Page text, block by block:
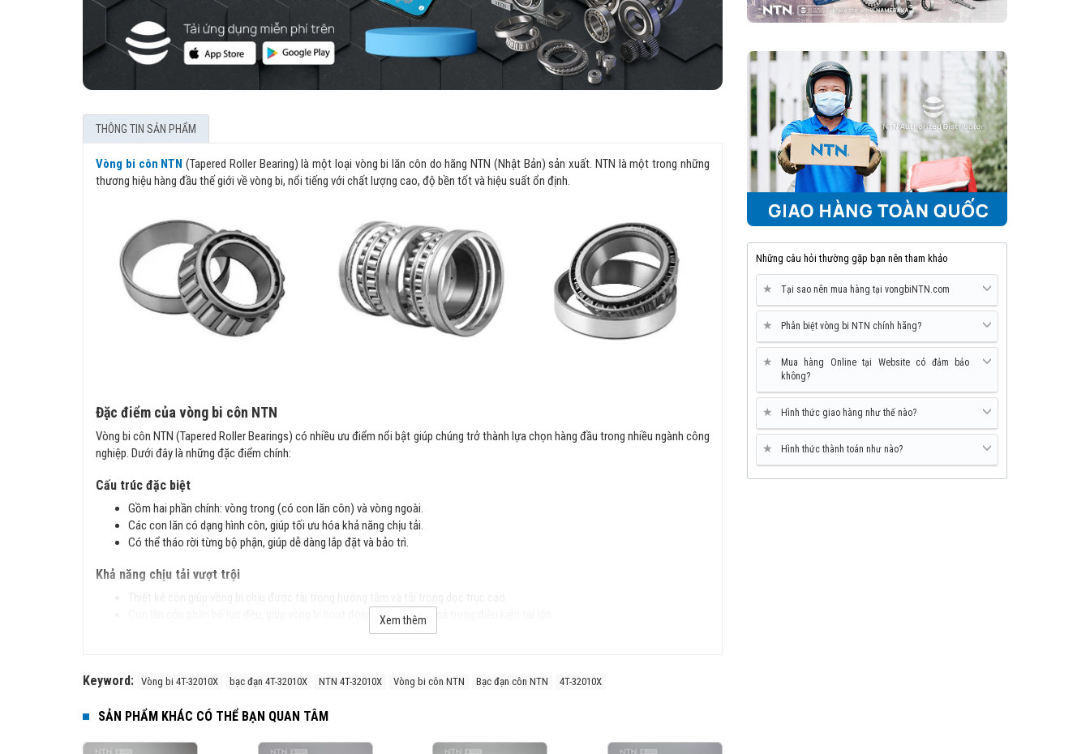
THÔNG TIN SẢN PHẨM
Vòng bi côn NTN (Tapered Roller Bearing) là một loại vòng bi lăn côn do hãng NTN (Nhật Bản) sản xuất. NTN là một trong những
thương hiệu hàng đầu thế giới về vòng bi, nổi tiếng với chất lượng cao, độ bền tốt và hiệu suất ổn định.
Đặc điểm của vòng bi côn NTN
Vòng bi côn NTN (Tapered Roller Bearings) có nhiều ưu điểm nổi bật giúp chúng trở thành lựa chọn hàng đầu trong nhiều ngành công
nghiệp. Dưới đây là những đặc điểm chính:
Cấu trúc đặc biệt
Gồm hai phần chính: vòng trong (có con lăn côn) và vòng ngoài.
Các con lăn có dạng hình côn, giúp tối ưu hóa khả năng chịu tải.
Có thể tháo rời từng bộ phận, giúp dễ dàng lắp đặt và bảo trì.
Khả năng chịu tải vượt trội
Con lăn côn phân bổ lực đều, giúp vòng bi hoạt động ổn định ngay cả trong điều kiện tải lớn.
Vật liệu chất lượng cao giúp vòng bi có độ cứng lớn, chống mài mòn tốt và kéo dài tuổi thọ.
Ứng dụng rộng rãi
Vòng bi côn NTN được sử dụng trong nhiều lĩnh vực như:
Xem thêm
Keyword: Vòng bi 4T-32010X bạc đạn 4T-32010X NTN 4T-32010X Vòng bi côn NTN Bạc đạn côn NTN 4T-32010X
SẢN PHẨM KHÁC CÓ THỂ BẠN QUAN TÂM
Những câu hỏi thường gặp bạn nên tham khảo
★ Tại sao nên mua hàng tại vongbiNTN.com
★ Phân biệt vòng bi NTN chính hãng?
★
Mua hàng Online tại Website có đảm bảo
không?
★ Hình thức giao hàng như thế nào?
★ Hình thức thành toán như nào?